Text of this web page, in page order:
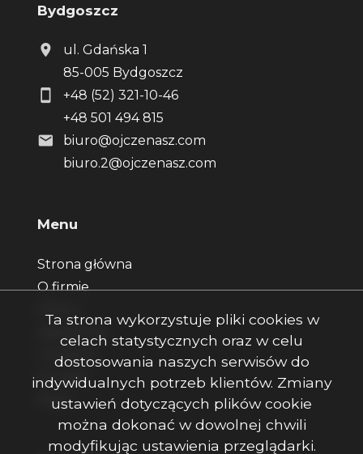
Bydgoszcz
ul. Gdańska 1
85-005 Bydgoszcz
+48 (52) 321-10-46
+48 501 494 815
biuro@ojczenasz.com
biuro.2@ojczenasz.com
Menu
Strona główna
O firmie
Zgłoszenia
Ulubione
Kontakt
Rodo
Ta strona wykorzystuje pliki cookies w
celach statystycznych oraz w celu
dostosowania naszych serwisów do
indywidualnych potrzeb klientów. Zmiany
ustawień dotyczących plików cookie
można dokonać w dowolnej chwili
modyfikując ustawienia przeglądarki.